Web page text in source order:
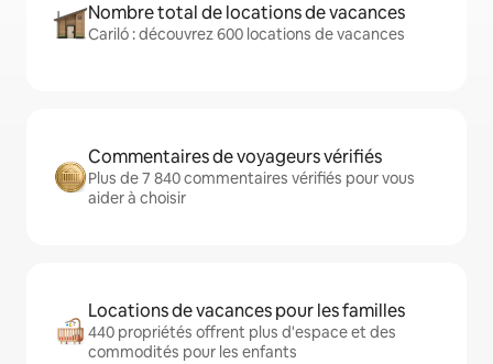
Nombre total de locations de vacances
Cariló : découvrez 600 locations de vacances
Commentaires de voyageurs vérifiés
Plus de 7 840 commentaires vérifiés pour vous
aider à choisir
Locations de vacances pour les familles
440 propriétés offrent plus d'espace et des
commodités pour les enfants